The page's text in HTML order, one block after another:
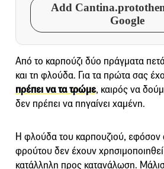
Add
Google
Από το καρπούζι δύο πράγματα
και τη φλούδα. Για τα πρώτα σας
πρέπει να τα τρώμε, καιρός να
δεν πρέπει να πηγαίνει χαμένη.
Η φλούδα του καρπουζιού, εφόσον
φρούτου δεν έχουν
κατάλληλη προς κατανάλωση.